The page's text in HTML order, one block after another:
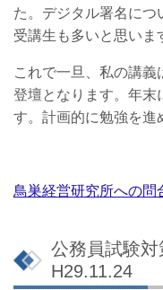
た。デジタル署名につ
受講生も多いと思いま
これで一旦、私の講
登壇となります。年末
す。計画的に勉強を進
鳥巣経営研究所への問
公務員試験
H29.11.24